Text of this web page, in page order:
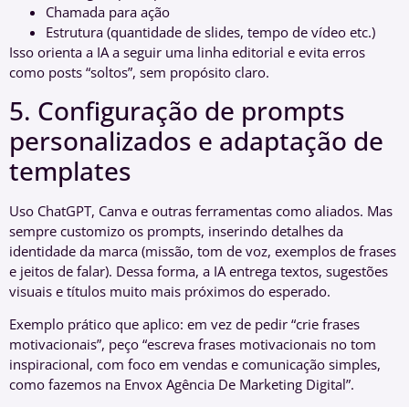
Chamada para ação
Estrutura (quantidade de slides, tempo de vídeo etc.)
Isso orienta a IA a seguir uma linha editorial e evita erros
como posts “soltos”, sem propósito claro.
5. Configuração de prompts
personalizados e adaptação de
templates
Uso ChatGPT, Canva e outras ferramentas como aliados. Mas
sempre customizo os prompts, inserindo detalhes da
identidade da marca (missão, tom de voz, exemplos de frases
e jeitos de falar). Dessa forma, a IA entrega textos, sugestões
visuais e títulos muito mais próximos do esperado.
Exemplo prático que aplico: em vez de pedir “crie frases
motivacionais”, peço “escreva frases motivacionais no tom
inspiracional, com foco em vendas e comunicação simples,
como fazemos na Envox Agência De Marketing Digital”.